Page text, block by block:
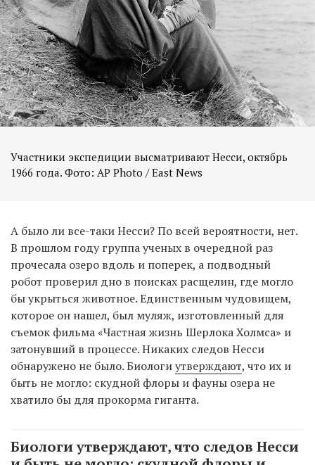
Участники экспедиции высматривают Несси, октябрь
А было ли все-таки Несси? По всей вероятности, нет.
В прошлом году группа ученых в очередной раз
прочесала озеро вдоль и поперек, а подводный
робот проверил дно в поисках расщелин, где могло
бы укрыться животное. Единственным чудовищем,
которое он нашел, был муляж, изготовленный для
съемок фильма «Частная жизнь Шерлока Холмса» и
затонувший в процессе. Никаких следов Несси
обнаружено не было. Биологиутверждают, что их и
быть не могло: скудной флоры и фауны озера не
хватило бы для прокорма гиганта.
Биологи утверждают, что следов Несси